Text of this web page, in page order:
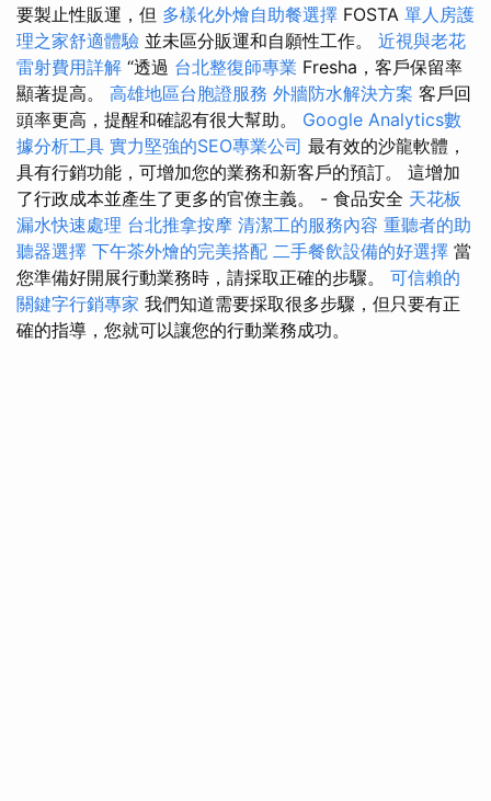
要製止性販運，但 多樣化外燴自助餐選擇 FOSTA 單人房護
理之家舒適體驗 並未區分販運和自願性工作。 近視與老花
雷射費用詳解 “透過 台北整復師專業 Fresha，客戶保留率
顯著提高。 高雄地區台胞證服務 外牆防水解決方案 客戶回
頭率更高，提醒和確認有很大幫助。 Google Analytics數
據分析工具 實力堅強的SEO專業公司 最有效的沙龍軟體，
具有行銷功能，可增加您的業務和新客戶的預訂。 這增加
了行政成本並產生了更多的官僚主義。 - 食品安全 天花板
漏水快速處理 台北推拿按摩 清潔工的服務內容 重聽者的助
聽器選擇 下午茶外燴的完美搭配 二手餐飲設備的好選擇 當
您準備好開展行動業務時，請採取正確的步驟。 可信賴的
關鍵字行銷專家 我們知道需要採取很多步驟，但只要有正
確的指導，您就可以讓您的行動業務成功。